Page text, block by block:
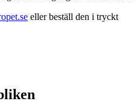
eller beställ den i tryckt